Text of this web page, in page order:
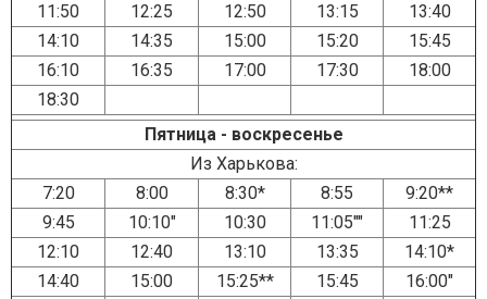
11:50
12:25 12:50 13:15
13:40
14:10
14:35 15:00 15:20
15:45
16:10
16:35 17:00 17:30
18:00
18:30
Пятница - воскресенье
Из Харькова:
7:20
8:00 8:30* 8:55
9:20**
9:45
10:10" 10:30 11:05""
11:25
12:10
12:40 13:10 13:35
14:10*
14:40
15:00 15:25** 15:45
16:00"